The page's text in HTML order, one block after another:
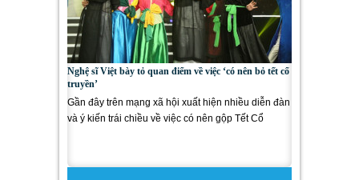
Nghệ sĩ Việt bày tỏ quan điểm về việc ‘có nên bỏ tết cổ
truyền’
Gần đây trên mạng xã hội xuất hiện nhiều diễn đàn
và ý kiến trái chiều về việc có nên gộp Tết Cổ